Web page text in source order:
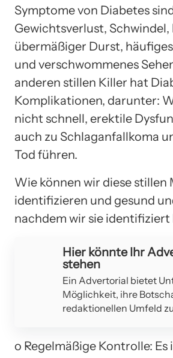
Symptome von Diabetes
Gewichtsverlust,
übermäßiger Durst,
und verschwommenes
anderen stillen Killer hat
Komplikationen, darunter:
nicht schnell, erektile
auch zu Schlaganfallkoma
Tod führen.
Wie können wir diese stillen
identifizieren und gesund
nachdem wir sie identifiziert
Hier könnte Ihr
stehen
Ein Advertorial bietet
Möglichkeit, ihre
redaktionellen Umfeld
o Regelmäßige Kontrolle: Es